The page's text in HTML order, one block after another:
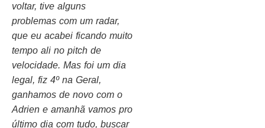
voltar, tive alguns
problemas com um radar,
que eu acabei ficando muito
tempo ali no pitch de
velocidade. Mas foi um dia
legal, fiz 4º na Geral,
ganhamos de novo com o
Adrien e amanhã vamos pro
último dia com tudo, buscar